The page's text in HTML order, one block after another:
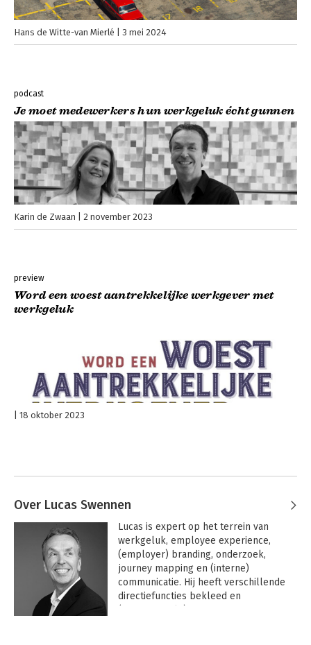
Hans de Witte-van Mierlé 3 mei 2024
podcast
Je moet medewerkers hun werkgeluk écht gunnen
Karin de Zwaan 2 november 2023
preview
Word een woest aantrekkelijke werkgever met
werkgeluk
18 oktober 2023
Over Lucas Swennen
Lucas is expert op het terrein van
werkgeluk, employee experience,
(employer) branding, onderzoek,
journey mapping en (interne)
communicatie. Hij heeft verschillende
directiefuncties bekleed en